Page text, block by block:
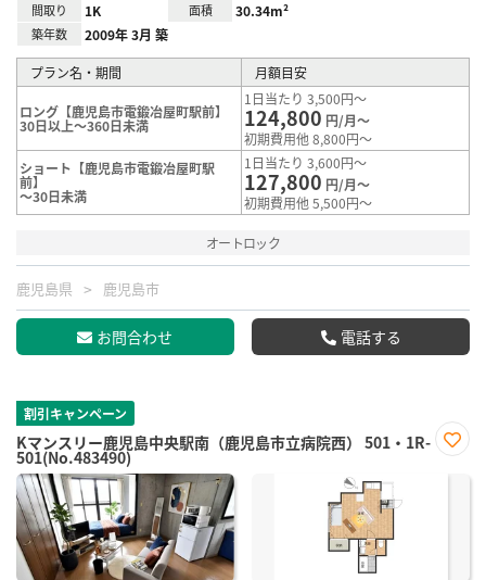
間取り 1K 面積 30.34m²
築年数 2009年 3月 築
プラン名・期間 月額目安
ロング【鹿児島市電鍛冶屋町駅前】
30日以上～360日未満
1日当たり 3,500円～
124,800 円/月～
初期費用他 8,800円～
ショート【鹿児島市電鍛冶屋町駅
前】
～30日未満
1日当たり 3,600円～
127,800 円/月～
初期費用他 5,500円～
オートロック
鹿児島県 鹿児島市
お問合わせ 電話する
割引キャンペーン
Kマンスリー鹿児島中央駅南（鹿児島市立病院西） 501・1R-
501(No.483490)
に入